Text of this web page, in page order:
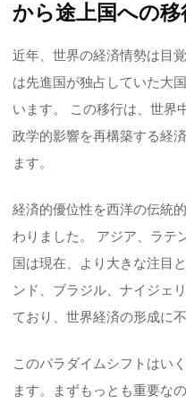
から途上国への移
近年、世界の経済情勢は目
は先進国が独占していた大
います。 この移行は、世界
政学的影響を再構築する経
ます。
経済的優位性を西洋の伝統
わりました。 アジア、ラテ
国は現在、より大きな注目
ンド、ブラジル、ナイジェ
ており、世界経済の形成に
このパラダイムシフトはい
ます。まずもっとも重要な